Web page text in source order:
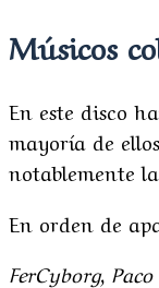
Músicos
En este disco
mayoría de
notablemente
En orden de
FerCyborg,